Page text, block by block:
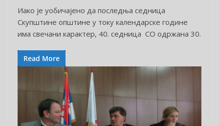
Иако је уобичајено да последња седница
Скупштине општине у току календарске године
има свечани карактер, 40. седница СО одржана 30.
Read More